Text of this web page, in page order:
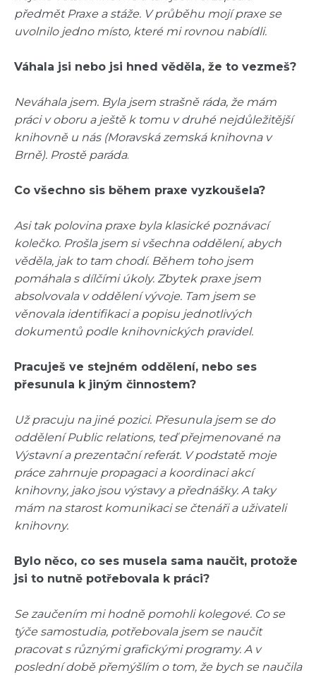
předmět Praxe a stáže. V průběhu mojí praxe se
uvolnilo jedno místo, které mi rovnou nabídli.
Váhala jsi nebo jsi hned věděla, že to vezmeš?
Neváhala jsem. Byla jsem strašně ráda, že mám
práci v oboru a ještě k tomu v druhé nejdůležitější
knihovně u nás (Moravská zemská knihovna v
Brně). Prostě paráda.
Co všechno sis během praxe vyzkoušela?
Asi tak polovina praxe byla klasické poznávací
kolečko. Prošla jsem si všechna oddělení, abych
věděla, jak to tam chodí. Během toho jsem
pomáhala s dílčími úkoly. Zbytek praxe jsem
absolvovala v oddělení vývoje. Tam jsem se
věnovala identifikaci a popisu jednotlivých
dokumentů podle knihovnických pravidel.
Pracuješ ve stejném oddělení, nebo ses
přesunula k jiným činnostem?
Už pracuju na jiné pozici. Přesunula jsem se do
oddělení Public relations, teď přejmenované na
Výstavní a prezentační referát. V podstatě moje
práce zahrnuje propagaci a koordinaci akcí
knihovny, jako jsou výstavy a přednášky. A taky
mám na starost komunikaci se čtenáři a uživateli
knihovny.
Bylo něco, co ses musela sama naučit, protože
jsi to nutně potřebovala k práci?
Se zaučením mi hodně pomohli kolegové. Co se
týče samostudia, potřebovala jsem se naučit
pracovat s různými grafickými programy. A v
poslední době přemýšlím o tom, že bych se naučila